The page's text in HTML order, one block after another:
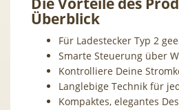
Überblick
Für Ladestecker Typ 2
Smarte Steuerung über
Kontrolliere Deine
Langlebige Technik für
Kompaktes, elegantes